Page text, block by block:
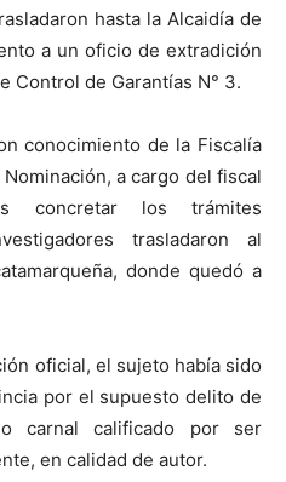
hasta la Alcaidía de
a un oficio de extradición
Control de Garantías N° 3.
conocimiento de la Fiscalía
a cargo del fiscal
concretar los trámites
trasladaron al
donde quedó a
oficial, el sujeto había sido
por el supuesto delito de
carnal calificado por ser
en calidad de autor.